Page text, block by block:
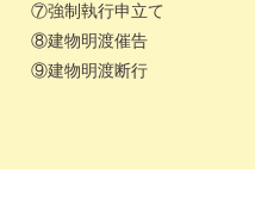
⑦強制執行申立て
⑧建物明渡催告
⑨建物明渡断行